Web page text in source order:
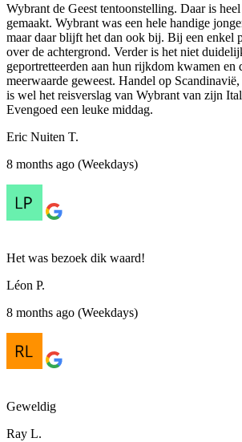
Wybrant de Geest tentoonstelling. Daar is
gemaakt. Wybrant was een hele handige
maar daar blijft het dan ook bij. Bij een enkel
over de achtergrond. Verder is het niet
geportretteerden aan hun rijkdom kwamen en
meerwaarde geweest. Handel op
is wel het reisverslag van Wybrant van zijn
Evengoed een leuke middag.
Eric Nuiten T.
8 months ago (Weekdays)
Het was bezoek dik waard!
Léon P.
8 months ago (Weekdays)
Geweldig
Ray L.